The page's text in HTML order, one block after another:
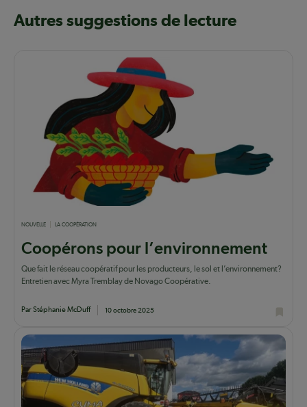
Autres suggestions de lecture
NOUVELLE LA COOPÉRATION
Coopérons pour l’environnement
Que fait le réseau coopératif pour les producteurs, le sol et l’environnement?
Entretien avec Myra Tremblay de Novago Coopérative.
Par Stéphanie McDuff 10 octobre 2025